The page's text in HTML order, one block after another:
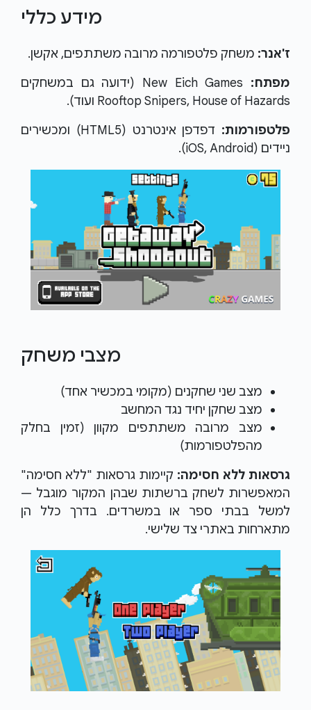
מידע כללי
ז'אנר: משחק פלטפורמה מרובה משתתפים, אקשן.
מפתח:
New Eich Games (ידועה גם במשחקים
Rooftop Snipers, House of Hazards ועוד).
פלטפורמות:
דפדפן אינטרנט (HTML5) ומכשירים
ניידים (iOS, Android).
מצבי משחק
מצב שני שחקנים (מקומי במכשיר אחד)
מצב שחקן יחיד נגד המחשב
מצב מרובה משתתפים מקוון (זמין בחלק
מהפלטפורמות)
גרסאות ללא חסימה: קיימות גרסאות "ללא חסימה"
המאפשרות לשחק ברשתות שבהן המקור מוגבל —
למשל בבתי ספר או במשרדים. בדרך כלל הן
מתארחות באתרי צד שלישי.